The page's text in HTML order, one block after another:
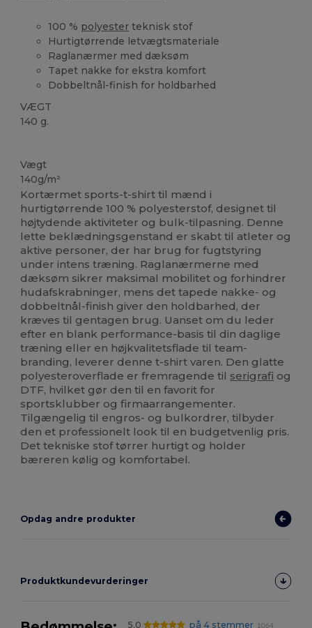
100 % polyester teknisk stof
Hurtigtørrende letvægtsmateriale
Raglanærmer med dæksøm
Tapet nakke for ekstra komfort
Dobbeltnål-finish for holdbarhed
VÆGT
140 g.
Vægt
140g/m²
Kortærmet sports-t-shirt til mænd i
hurtigtørrende 100 % polyesterstof, designet til
højtydende aktiviteter og bulk-tilpasning. Denne
lette beklædningsgenstand er skabt til atleter og
aktive personer, der har brug for fugtstyring
under intens træning. Raglanærmerne med
dæksøm sikrer maksimal mobilitet og forhindrer
hudafskrabninger, mens det tapede nakke- og
dobbeltnål-finish giver den holdbarhed, der
kræves til gentagen brug. Uanset om du leder
efter en blank performance-basis til din daglige
træning eller en højkvalitetsflade til team-
branding, leverer denne t-shirt varen. Den glatte
polyesteroverflade er fremragende til serigrafi og
DTF, hvilket gør den til en favorit for
sportsklubber og firmaarrangementer.
Tilgængelig til engros- og bulkordrer, tilbyder
den et professionelt look til en budgetvenlig pris.
Det tekniske stof tørrer hurtigt og holder
bæreren kølig og komfortabel.
Opdag andre produkter
Produktkundevurderinger
5.0 på 4 stemmer 1064